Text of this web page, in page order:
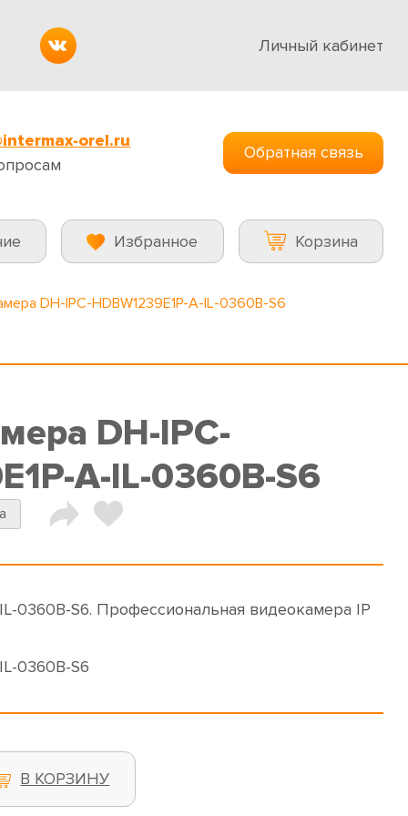
Личный кабинет
orel.ru
Обратная связь
Избранное Корзина
DH-IPC-HDBW1239E1P-A-IL-0360B-S6
DH-IPC-
A-IL-0360B-S6
0360B-S6. Профессиональная видеокамера IP
0360B-S6
В КОРЗИНУ